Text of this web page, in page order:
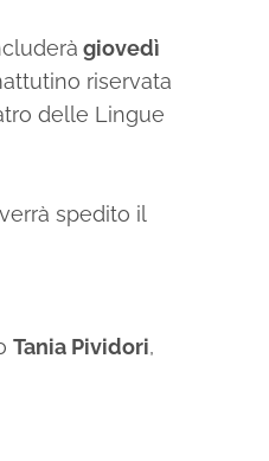
giovedì
riservata
delle Lingue
spedito il
Tania Pividori,